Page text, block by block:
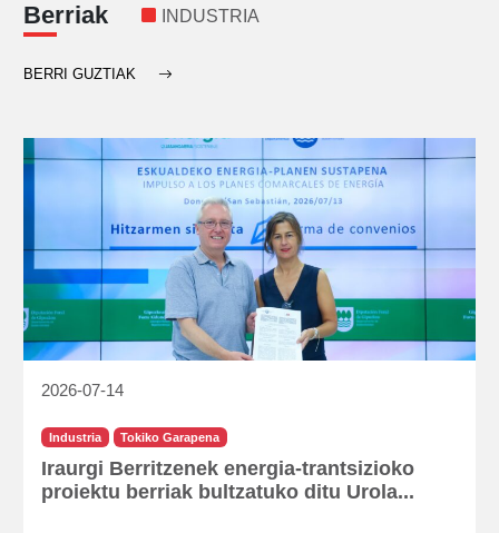
Berriak INDUSTRIA
BERRI GUZTIAK
2026-07-14
Industria Tokiko Garapena
Iraurgi Berritzenek energia-trantsizioko
proiektu berriak bultzatuko ditu Urola...